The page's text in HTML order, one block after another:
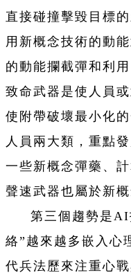
直接碰撞擊毀目標
用新概念技術的動
的動能攔截彈和利
致命武器是使人員
使附帶破壞最小化
人員兩大類，重點
一些新概念彈藥、
聲速武器也屬於新概
第三個趨勢是AI
絡”越來越多嵌入心
代兵法歷來注重心